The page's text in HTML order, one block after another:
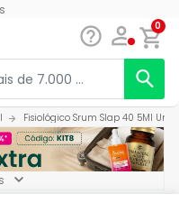
0
Fisiológico Srum Slap 40 5Ml